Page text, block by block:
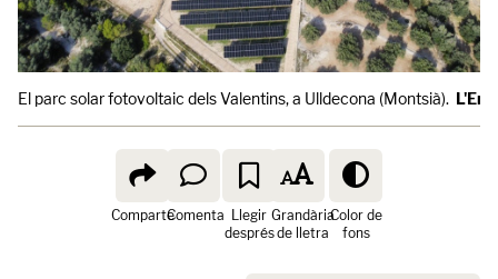
El parc solar fotovoltaic dels Valentins, a Ulldecona (Montsià).
ComparteComenta Llegir
després
Grandària
de lletra
Color de
fons